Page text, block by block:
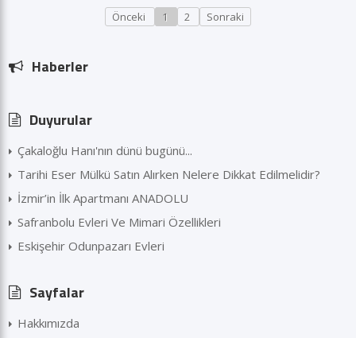
Önceki 1 2 Sonraki
Haberler
Duyurular
Çakaloğlu Hanı'nın dünü bugünü...
Tarihi Eser Mülkü Satın Alırken Nelere Dikkat Edilmelidir?
İzmir’in İlk Apartmanı ANADOLU
Safranbolu Evleri Ve Mimari Özellikleri
Eskişehir Odunpazarı Evleri
Sayfalar
Hakkımızda